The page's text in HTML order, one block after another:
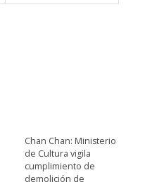
Chan Chan: Ministerio
de Cultura vigila
cumplimiento de
demolición de